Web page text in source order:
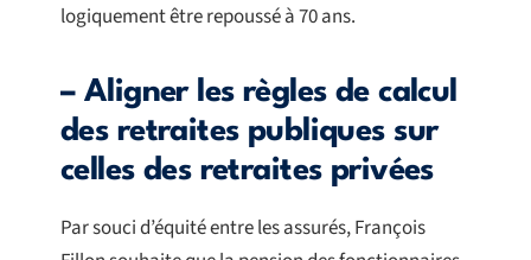
logiquement être repoussé à 70 ans.
– Aligner les règles de calcul
des retraites publiques sur
celles des retraites privées
Par souci d’équité entre les assurés, François